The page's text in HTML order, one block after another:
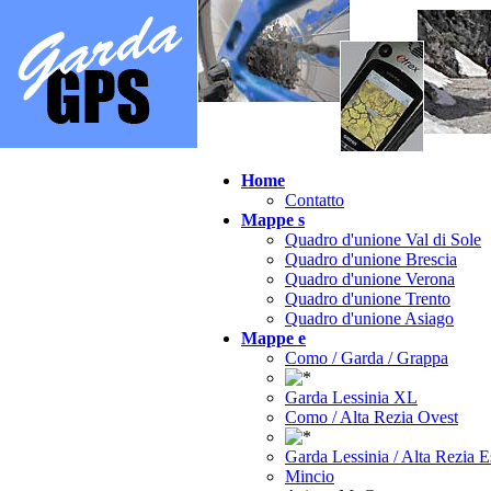
Home
Contatto
Mappe s
Quadro d'unione Val di Sole
Quadro d'unione Brescia
Quadro d'unione Verona
Quadro d'unione Trento
Quadro d'unione Asiago
Mappe e
Como / Garda / Grappa
Garda Lessinia XL
Como / Alta Rezia Ovest
Garda Lessinia / Alta Rezia
Mincio